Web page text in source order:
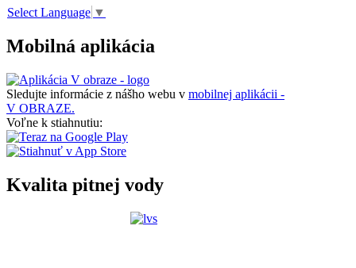
Select Language ▼
Mobilná aplikácia
Sledujte informácie z nášho webu v mobilnej aplikácii -
V OBRAZE.
Voľne k stiahnutiu:
Kvalita pitnej vody